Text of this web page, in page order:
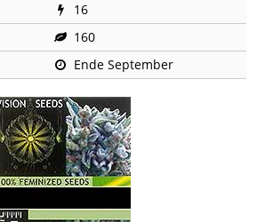
16
160
Ende September